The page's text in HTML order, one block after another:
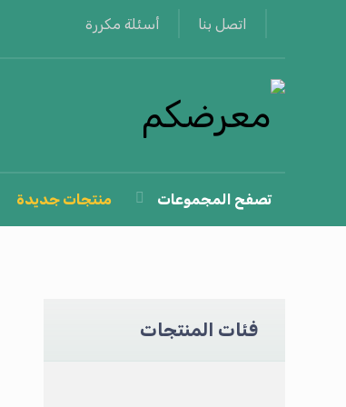
اتصل بنا أسئلة مكررة
تصفح المجموعات منتجات جديدة
فئات المنتجات